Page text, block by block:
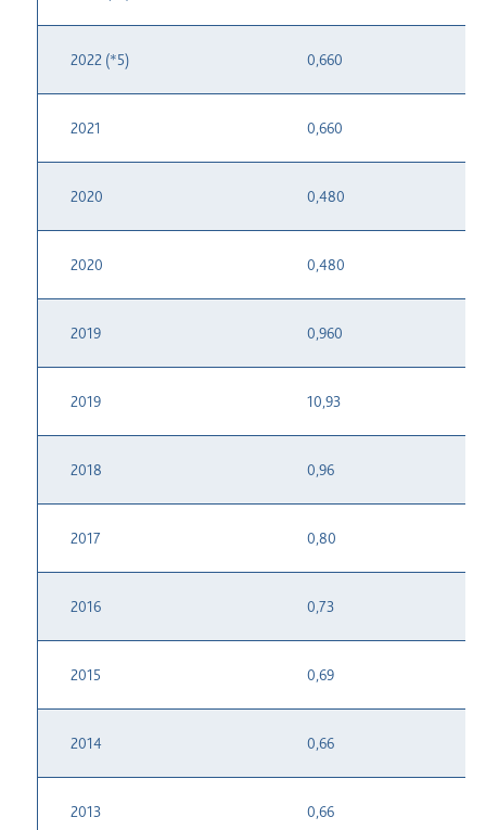
2022 (*5) 0,660
2021 0,660
2020 0,480
2020 0,480
2019 0,960
2019 10,93
2018 0,96
2017 0,80
2016 0,73
2015 0,69
2014 0,66
2013 0,66